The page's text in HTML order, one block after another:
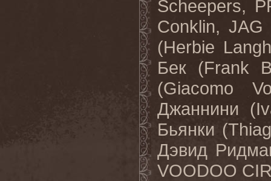
Scheepers,
Conklin, JAG
(Herbie
Бек (Frank
(Giacomo
Джаннини
Бьянки
Дэвид
VOODOO